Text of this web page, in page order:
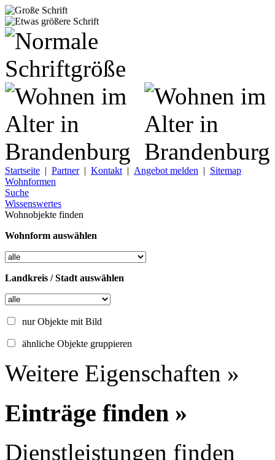
Startseite | Partner| Kontakt | Angebot melden | Sitemap
Wohnformen
Suche
Wissenswertes
Wohnobjekte finden
Wohnform auswählen
Landkreis / Stadt auswählen
nur Objekte mit Bild
ähnliche Objekte gruppieren
Weitere Eigenschaften »
Einträge finden »
Dienstleistungen finden